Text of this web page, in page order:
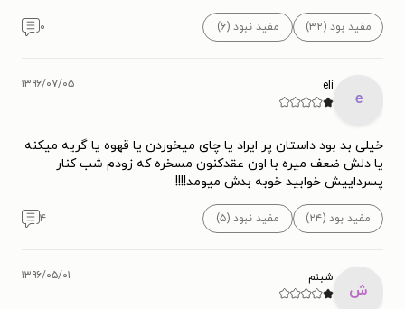
مفید بود (۳۲) مفید نبود (۶) ۰
e
eli ۱۳۹۶/۰۷/۰۵
خیلی بد بود داستان پر ایراد یا چای میخوردن یا قهوه یا گریه میکنه
یا دلش ضعف میره با اون عقدکنون مسخره که زودم شب کنار
پسرداییش خوابید خوبه بدش میومد!!!!
مفید بود (۲۴) مفید نبود (۵) ۴
ش
شبنم ۱۳۹۶/۰۵/۰۱